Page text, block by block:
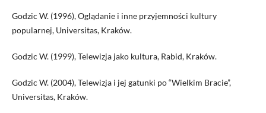
Godzic W. (1996), Oglądanie i inne przyjemności kultury
popularnej, Universitas, Kraków.
Godzic W. (1999), Telewizja jako kultura, Rabid, Kraków.
Godzic W. (2004), Telewizja i jej gatunki po “Wielkim Bracie”,
Universitas, Kraków.